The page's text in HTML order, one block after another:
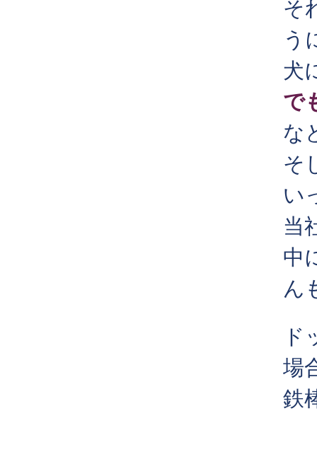
そ
う
犬
で
な
そ
い
当
中
ん
ド
場
鉄